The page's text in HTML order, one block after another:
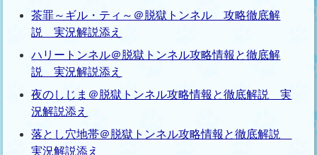
茶罪～ギル・ティ～＠脱獄トンネル 攻略徹底解
説 実況解説添え
ハリートンネル＠脱獄トンネル攻略情報と徹底解
説 実況解説添え
夜のしじま＠脱獄トンネル攻略情報と徹底解説 実
況解説添え
落とし穴地帯＠脱獄トンネル攻略情報と徹底解説
実況解説添え